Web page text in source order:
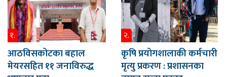
१.
आठविसकोटका बहाल
मेयरसहित ११ जनाविरुद्ध
२.
कृषि प्रयोगशालाकी कर्मचारी
मृत्यु प्रकरण : प्रशासनका